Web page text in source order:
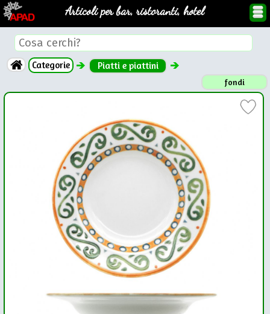
Articoli per bar, ristoranti, hotel
Categorie Piatti e piattini
fondi